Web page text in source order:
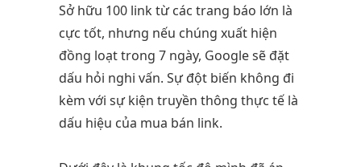
Sở hữu 100 link từ các trang báo lớn là
cực tốt, nhưng nếu chúng xuất hiện
đồng loạt trong 7 ngày, Google sẽ đặt
dấu hỏi nghi vấn. Sự đột biến không đi
kèm với sự kiện truyền thông thực tế là
dấu hiệu của mua bán link.